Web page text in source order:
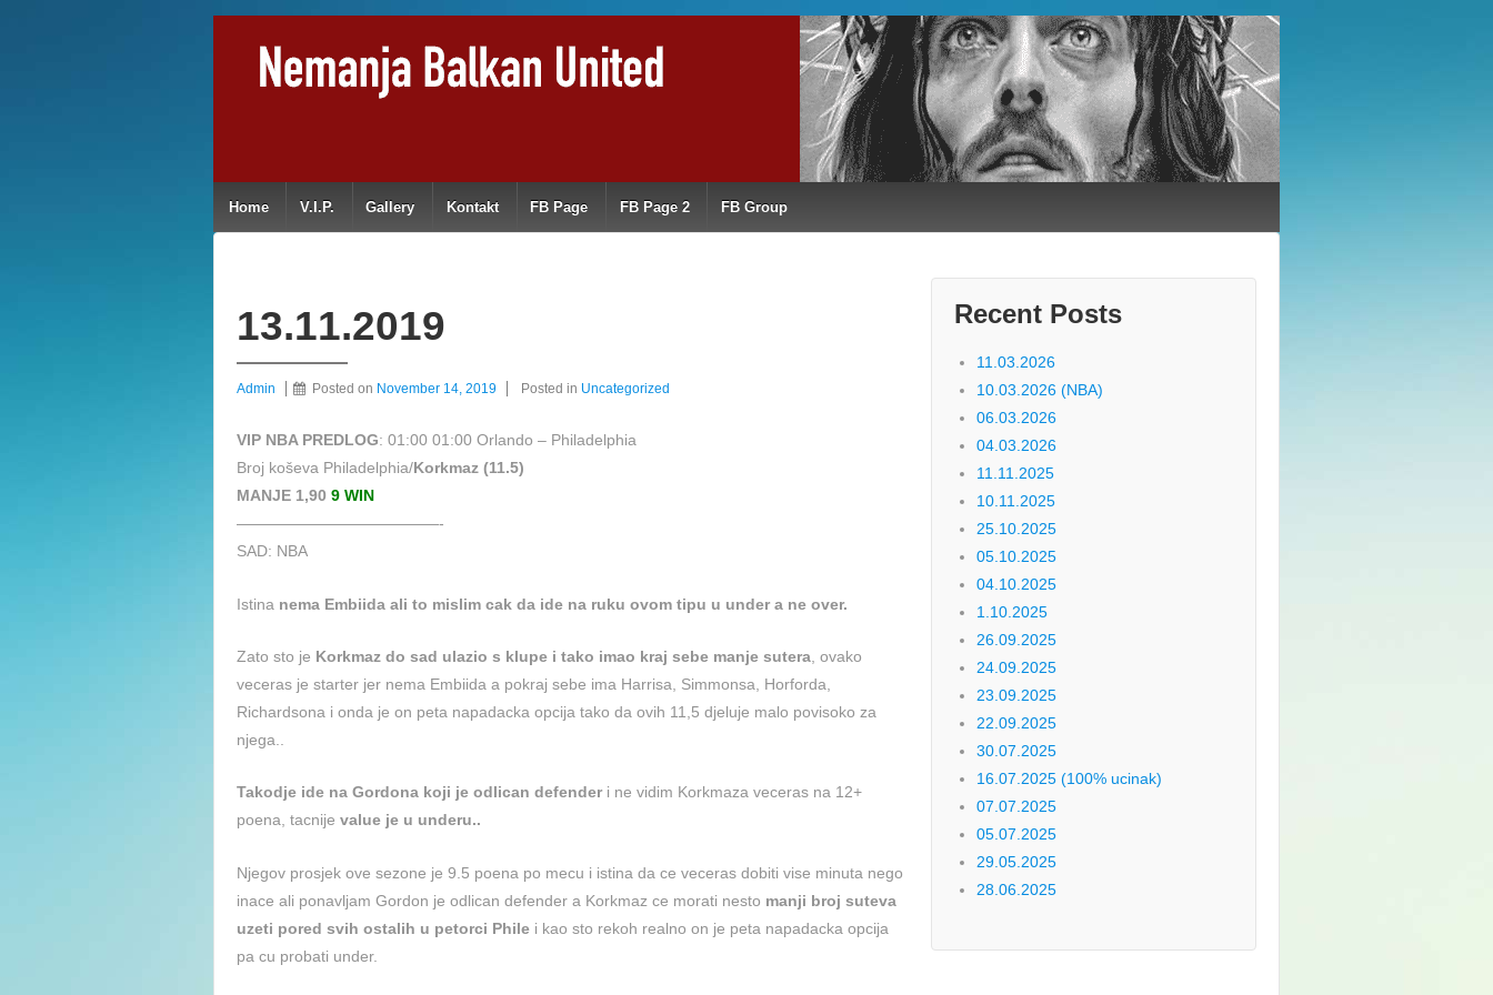
Home V.I.P. Gallery Kontakt FB Page FB Page 2 FB Group
13.11.2019
Admin Posted on November 14, 2019 Posted in Uncategorized
VIP NBA PREDLOG: 01:00 01:00 Orlando – Philadelphia
Broj koševa Philadelphia/Korkmaz (11.5)
MANJE 1,90 9 WIN
—————————————-
SAD: NBA
Istina nema Embiida ali to mislim cak da ide na ruku ovom tipu u under a ne over.
Zato sto je Korkmaz do sad ulazio s klupe i tako imao kraj sebe manje sutera , ovako
veceras je starter jer nema Embiida a pokraj sebe ima Harrisa, Simmonsa, Horforda,
Richardsona i onda je on peta napadacka opcija tako da ovih 11,5 djeluje malo povisoko za
njega..
Takodje ide na Gordona koji je odlican defender i ne vidim Korkmaza veceras na 12+
poena, tacnije value je u underu..
Njegov prosjek ove sezone je 9.5 poena po mecu i istina da ce veceras dobiti vise minuta nego
inace ali ponavljam Gordon je odlican defender a Korkmaz ce morati nesto manji broj suteva
uzeti pored svih ostalih u petorci Phile i kao sto rekoh realno on je peta napadacka opcija
pa cu probati under.
Recent Posts
11.03.2026
10.03.2026 (NBA)
06.03.2026
04.03.2026
11.11.2025
10.11.2025
25.10.2025
05.10.2025
04.10.2025
1.10.2025
26.09.2025
24.09.2025
23.09.2025
22.09.2025
30.07.2025
16.07.2025 (100% ucinak)
07.07.2025
05.07.2025
29.05.2025
28.06.2025